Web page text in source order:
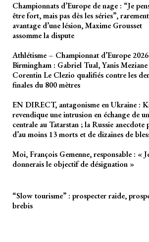
Championnats d’Europe de nage : “Je
être fort, mais pas dès les séries”, rarement
avantage d’une lésion, Maxime Grousset
assomme la dispute
Athlétisme – Championnat d’Europe
Birmingham : Gabriel Tual, Yanis
Corentin Le Clezio qualifiés contre les
finales du 800 mètres
EN DIRECT, antagonisme en Ukraine :
revendique une intrusion en échange de
centrale au Tatarstan ; la Russie anecdote
d’au moins 13 morts et de dizaines de
Moi, François Gemenne, responsable : «
donnerais le objectif de désignation »
“Slow tourisme” : prospecter raide,
brebis